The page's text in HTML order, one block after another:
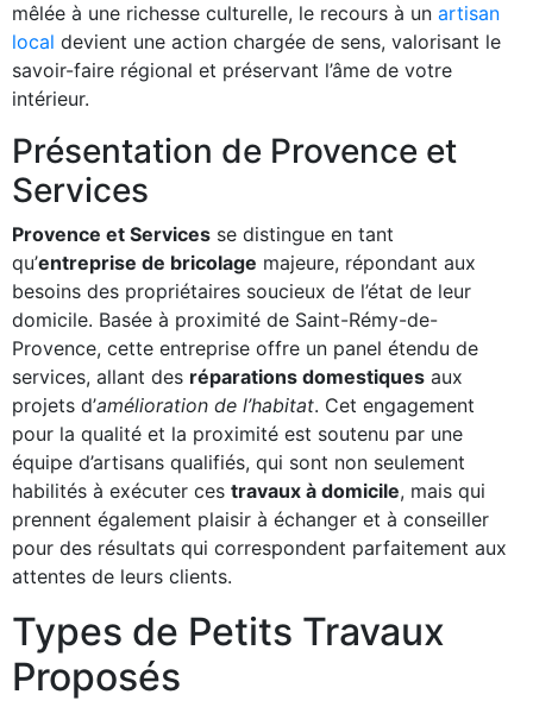
mêlée à une richesse culturelle, le recours à un artisan
local devient une action chargée de sens, valorisant le
savoir-faire régional et préservant l’âme de votre
intérieur.
Présentation de Provence et
Services
Provence et Services se distingue en tant
qu’entreprise de bricolage majeure, répondant aux
besoins des propriétaires soucieux de l’état de leur
domicile. Basée à proximité de Saint-Rémy-de-
Provence, cette entreprise offre un panel étendu de
services, allant des réparations domestiques aux
projets d’amélioration de l’habitat. Cet engagement
pour la qualité et la proximité est soutenu par une
équipe d’artisans qualifiés, qui sont non seulement
habilités à exécuter ces travaux à domicile, mais qui
prennent également plaisir à échanger et à conseiller
pour des résultats qui correspondent parfaitement aux
attentes de leurs clients.
Types de Petits Travaux
Proposés